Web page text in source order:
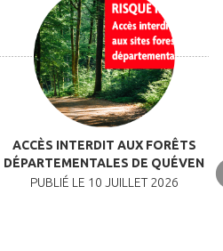
ACCÈS INTERDIT AUX FORÊTS
DÉPARTEMENTALES DE QUÉVEN
PUBLIÉ LE 10 JUILLET 2026